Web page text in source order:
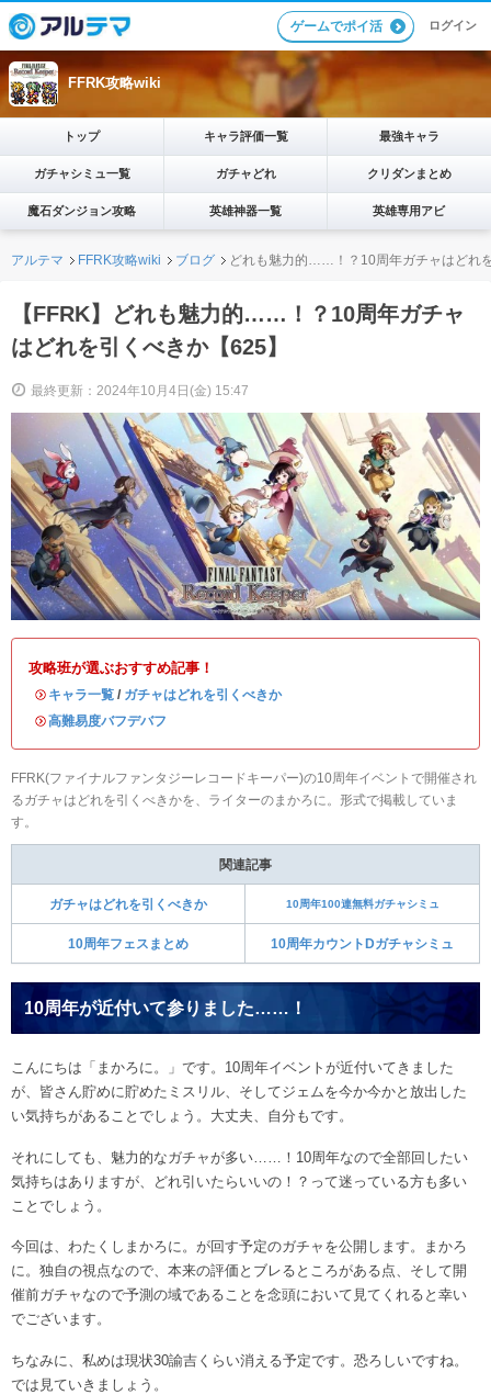
ゲームでポイ活 ログイン
FFRK攻略wiki
トップ キャラ評価一覧 最強キャラ
ガチャシミュ一覧 ガチャどれ クリダンまとめ
魔石ダンジョン攻略 英雄神器一覧 英雄専用アビ
アルテマ FFRK攻略wiki ブログ どれも魅力的……！？10周年ガチャはどれ
【FFRK】どれも魅力的……！？10周年ガチャ
はどれを引くべきか【625】
最終更新：2024年10月4日(金) 15:47
攻略班が選ぶおすすめ記事！
・ キャラ一覧 / ガチャはどれを引くべきか
・高難易度バフデバフ
FFRK(ファイナルファンタジーレコードキーパー)の10周年イベントで開催され
るガチャはどれを引くべきかを、ライターのまかろに。形式で掲載していま
す。
関連記事
ガチャはどれを引くべきか 10周年100連無料ガチャシミュ
10周年フェスまとめ 10周年カウントDガチャシミュ
10周年が近付いて参りました……！
こんにちは「まかろに。」です。10周年イベントが近付いてきました
が、皆さん貯めに貯めたミスリル、そしてジェムを今か今かと放出した
い気持ちがあることでしょう。大丈夫、自分もです。
それにしても、魅力的なガチャが多い……！10周年なので全部回したい
気持ちはありますが、どれ引いたらいいの！？って迷っている方も多い
ことでしょう。
今回は、わたくしまかろに。が回す予定のガチャを公開します。まかろ
に。独自の視点なので、本来の評価とブレるところがある点、そして開
催前ガチャなので予測の域であることを念頭において見てくれると幸い
でございます。
ちなみに、私めは現状30諭吉くらい消える予定です。恐ろしいですね。
では見ていきましょう。